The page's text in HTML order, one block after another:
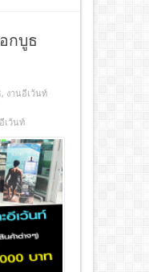
กบูธ
, งานอีเว้นท์
เว้นท์